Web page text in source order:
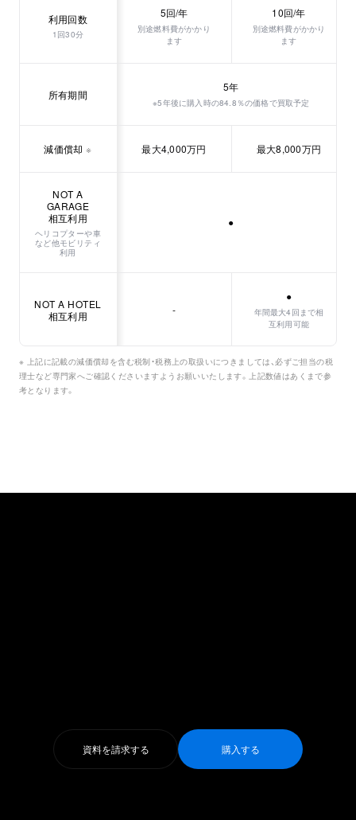
資料を請求する 購入する
利用回数
1回30分
5回/年
別途燃料費がかかり
ます
10回/年
別途燃料費がかかり
ます
所有期間
5年
※5年後に購入時の84.8％の価格で買取予定
減価償却※ 最大4,000万円 最大8,000万円
NOT A
GARAGE
相互利用
ヘリコプターや車
など他モビリティ
利用
●
NOT A HOTEL
相互利用
-
●
年間最大4回まで相
互利用可能
※ 上記に記載の減価償却を含む税制・税務上の取扱いにつきましては、必ずご担当の税
理士など専門家へご確認くださいますようお願いいたします。上記数値はあくまで参
考となります。